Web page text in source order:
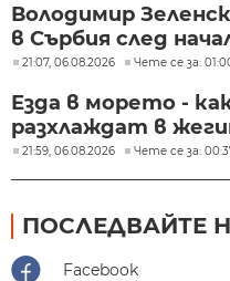
Володимир
в Сърбия след
21:07, 06.08.2026 Чете се за:
Езда в морето -
разхлаждат в
21:59, 06.08.2026 Чете се за:
ПОСЛЕДВАЙТЕ
Facebook